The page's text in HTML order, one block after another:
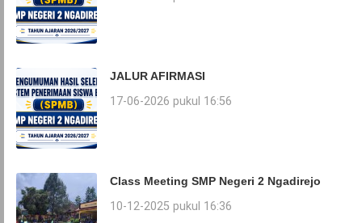
JALUR AFIRMASI
17-06-2026 pukul 16:56
Class Meeting SMP Negeri 2 Ngadirejo
10-12-2025 pukul 16:36